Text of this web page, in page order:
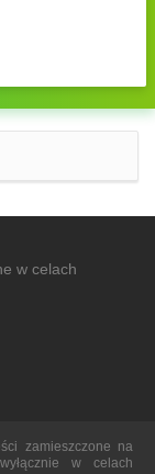
w celach
zamieszczone na
w celach